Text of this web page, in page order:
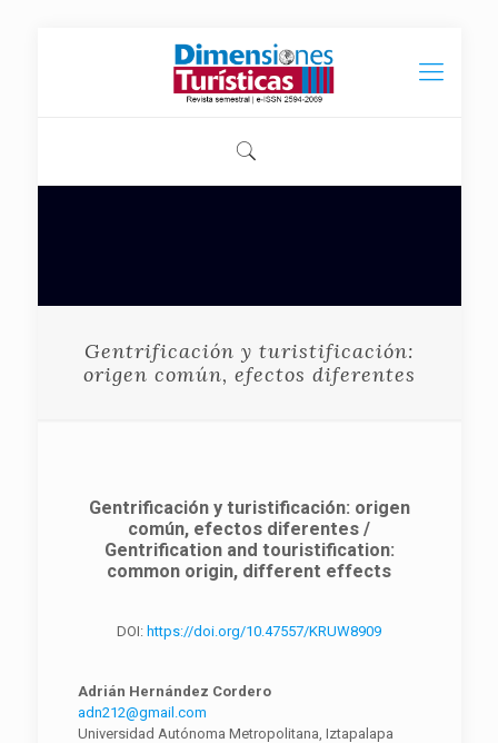
Gentrificación y turistificación:
origen común, efectos diferentes
Gentrificación y turistificación: origen
común, efectos diferentes /
Gentrification and touristification:
common origin, different effects
DOI: https://doi.org/10.47557/KRUW8909
Adrián Hernández Cordero
adn212@gmail.com
Universidad Autónoma Metropolitana, Iztapalapa